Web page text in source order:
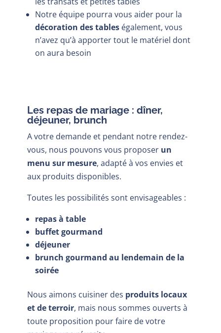
Notre équipe pourra vous aider pour la
décoration des tableségalement, vous
n’avez qu’à apporter tout le matériel dont
on aura besoin
Les repas de mariage : dîner,
déjeuner, brunch
A votre demande et pendant notre rendez-
vous, nous pouvons vous proposer un
menu sur mesure, adapté à vos envies et
aux produits disponibles.
Toutes les possibilités sont envisageables :
repas à table
buffet gourmand
déjeuner
brunch gourmand au lendemain de la
soirée
Nous aimons cuisiner des produits locaux
et de terroir, mais nous sommes ouverts à
toute proposition pour faire de votre